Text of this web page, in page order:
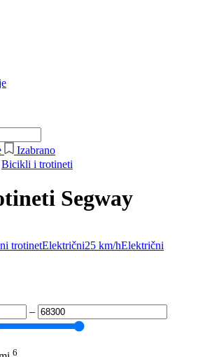
Izabrano
Bicikli i trotineti
Segway
trotinetElektrični25 km/hElektrični
–
6